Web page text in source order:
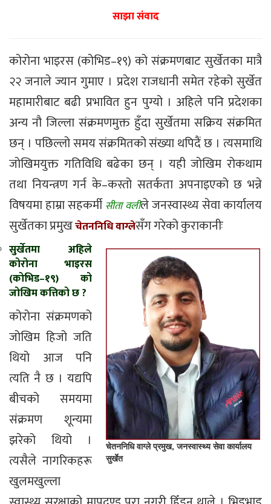
साझा संवाद
कोरोना भाइरस (कोभिड–१९) को संक्रमणबाट सुर्खेतका मात्रै
२२ जनाले ज्यान गुमाए । प्रदेश राजधानी समेत रहेको सुर्खेत
महामारीबाट बढी प्रभावित हुन पुग्यो । अहिले पनि प्रदेशका
अन्य नौ जिल्ला संक्रमणमुक्त हुँदा सुर्खेतमा सक्रिय संक्रमित
छन् । पछिल्लो समय संक्रमितको संख्या थपिदैं छ । त्यसमाथि
जोखिमयुक्त गतिविधि बढेका छन् । यही जोखिम रोकथाम
तथा नियन्त्रण गर्न के–कस्तो सतर्कता अपनाइएको छ भन्ने
विषयमा हाम्रा सहकर्मी सीता वलीले जनस्वास्थ्य सेवा कार्यालय
सुर्खेतका प्रमुखचेतननिधि वाग्लेसँग गरेको कुराकानीः
चेतननिधि वाग्ले प्रमुख, जनस्वास्थ्य सेवा कार्यालय
सुर्खेत
सुर्खेतमा अहिले
कोरोना भाइरस
(कोभिड–१९) को
जोखिम कत्तिको छ ?
कोरोना संक्रमणको
जोखिम हिजो जति
थियो आज पनि
त्यति नै छ । यद्यपि
बीचको समयमा
संक्रमण शून्यमा
झरेको थियो ।
त्यसैले नागरिकहरू
खुलमखुल्ला